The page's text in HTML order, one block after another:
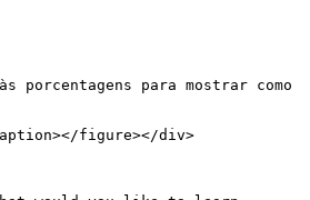
para mostrar como
figure></div>